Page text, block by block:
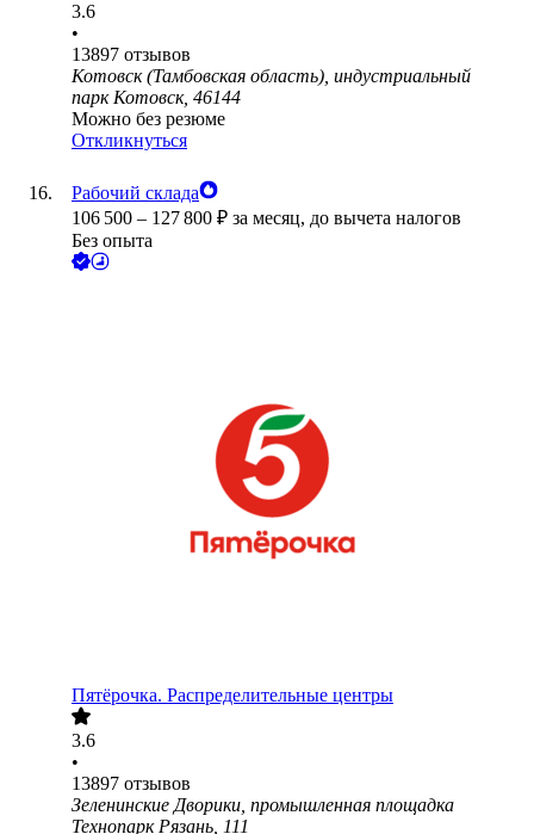
3.6
•
13897 отзывов
Котовск (Тамбовская область), индустриальный
парк Котовск, 46144
Можно без резюме
Откликнуться
Рабочий склада
106 500 – 127 800 ₽ за месяц, до вычета налогов
Без опыта
Пятёрочка. Распределительные центры
3.6
•
13897 отзывов
Зеленинские Дворики, промышленная площадка
Технопарк Рязань, 111